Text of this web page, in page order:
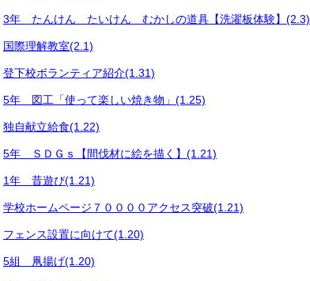
3年 たんけん たいけん むかしの道具【洗濯板体験】(2.3)
国際理解教室(2.1)
登下校ボランティア紹介(1.31)
5年 図工「使って楽しい焼き物」(1.25)
独自献立給食(1.22)
5年 ＳＤＧｓ【間伐材に絵を描く】(1.21)
1年 昔遊び(1.21)
学校ホームページ７００００アクセス突破(1.21)
フェンス設置に向けて(1.20)
5組 凧揚げ(1.20)